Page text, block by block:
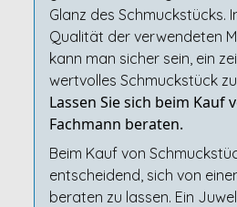
Glanz des Schmuckstücks.
Qualität der verwendeten
kann man sicher sein, ein
wertvolles Schmuckstück
Lassen Sie sich beim Kauf
Fachmann beraten.
Beim Kauf von
entscheidend, sich von
beraten zu lassen. Ein